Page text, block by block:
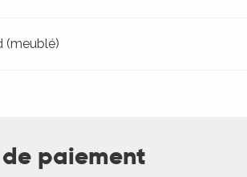
(meublé)
paiement